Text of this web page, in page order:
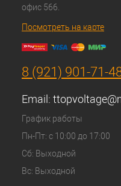
офис 566.
Посмотреть на карте
8 (921) 901-71-
Email:
График работы
Пн-Пт: с 10:00 до 17:00
Сб: Выходной
Вс: Выходной